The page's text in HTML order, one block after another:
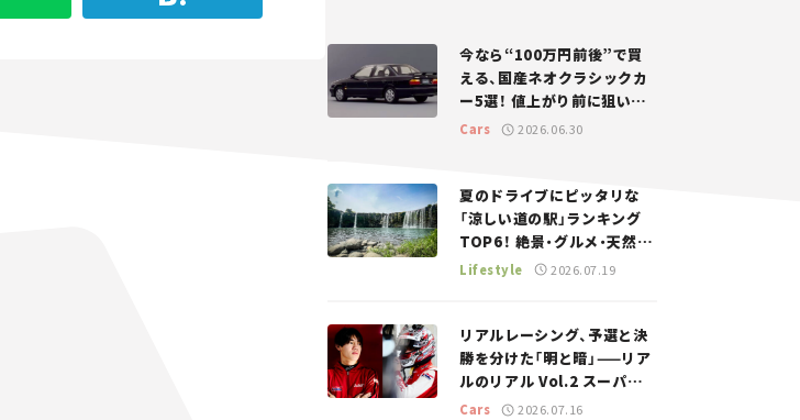
今なら“100万円前後”で買
える、国産ネオクラシックカ
ー5選！ 値上がり前に狙いた
い、中古車探しをお手伝い――ち
Cars 2026.06.30
夏のドライブにピッタリな
「涼しい道の駅」ランキング
TOP6！ 絶景・グルメ・天然ク
ーラーなど、避暑におすすめ
Lifestyle 2026.07.19
リアルレーシング、予選と決
勝を分けた「明と暗」——リア
ルのリアル Vol.2 スーパー
GT 2026開幕戦 岡山国際サ
Cars 2026.07.16